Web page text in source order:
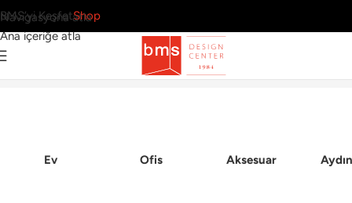
Navigasyona atla
Ana içeriğe atla
BMS’yi KeşfetShop
Ev Ofis Aksesuar